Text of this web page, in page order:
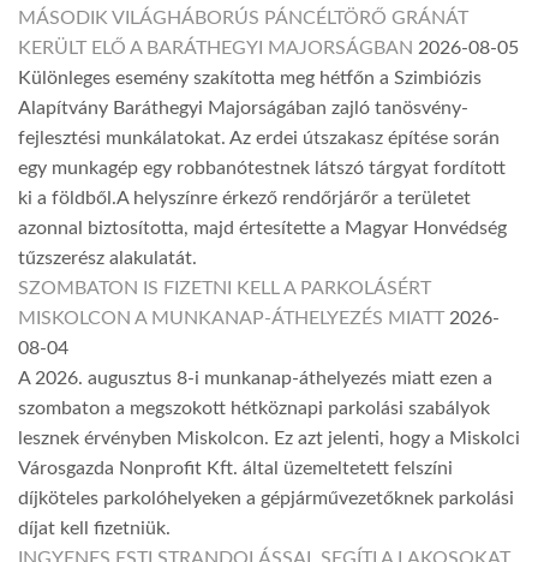
MÁSODIK VILÁGHÁBORÚS PÁNCÉLTÖRŐ GRÁNÁT
KERÜLT ELŐ A BARÁTHEGYI MAJORSÁGBAN 2026-08-05
Különleges esemény szakította meg hétfőn a Szimbiózis
Alapítvány Baráthegyi Majorságában zajló tanösvény-
fejlesztési munkálatokat. Az erdei útszakasz építése során
egy munkagép egy robbanótestnek látszó tárgyat fordított
ki a földből.A helyszínre érkező rendőrjárőr a területet
azonnal biztosította, majd értesítette a Magyar Honvédség
tűzszerész alakulatát.
SZOMBATON IS FIZETNI KELL A PARKOLÁSÉRT
MISKOLCON A MUNKANAP-ÁTHELYEZÉS MIATT 2026-
08-04
A 2026. augusztus 8-i munkanap-áthelyezés miatt ezen a
szombaton a megszokott hétköznapi parkolási szabályok
lesznek érvényben Miskolcon. Ez azt jelenti, hogy a Miskolci
Városgazda Nonprofit Kft. által üzemeltetett felszíni
díjköteles parkolóhelyeken a gépjárművezetőknek parkolási
díjat kell fizetniük.